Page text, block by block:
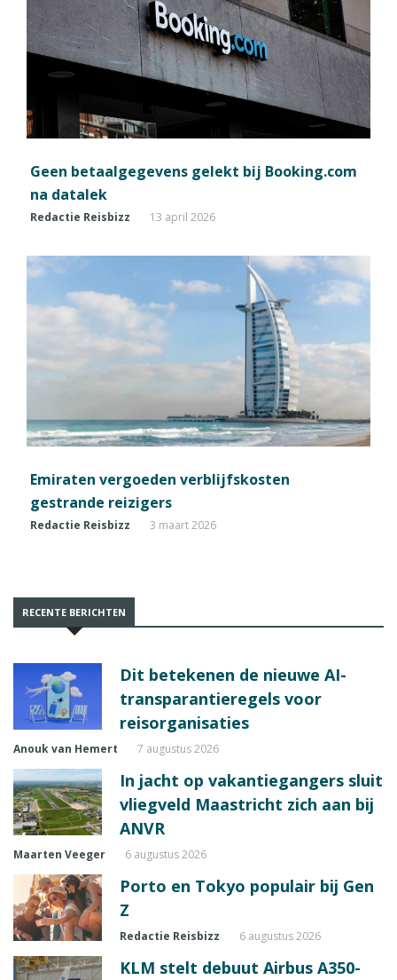
Geen betaalgegevens gelekt bij Booking.com
na datalek
Redactie Reisbizz 13 april 2026
Emiraten vergoeden verblijfskosten
gestrande reizigers
Redactie Reisbizz 3 maart 2026
RECENTE BERICHTEN
Dit betekenen de nieuwe AI-
transparantieregels voor
reisorganisaties
Anouk van Hemert 7 augustus 2026
In jacht op vakantiegangers sluit
vliegveld Maastricht zich aan bij
ANVR
Maarten Veeger 6 augustus 2026
Porto en Tokyo populair bij Gen
Z
Redactie Reisbizz 6 augustus 2026
KLM stelt debuut Airbus A350-